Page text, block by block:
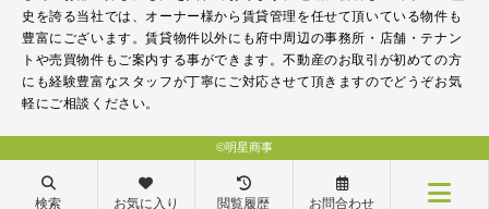
史を誇る当社では、オーナー様から賃貸管理を任せて頂いている物件も
豊富にございます。賃貸物件以外にも府中周辺の事務所・店舗・テナン
トや売買物件もご案内する事ができます。不動産のお取引が初めての方
にも経験豊富なスタッフが丁寧にご対応させて頂きますのでどうぞお気
軽にご相談ください。
©明星商事
検索 お気に入り 閲覧履歴 お問合わせ